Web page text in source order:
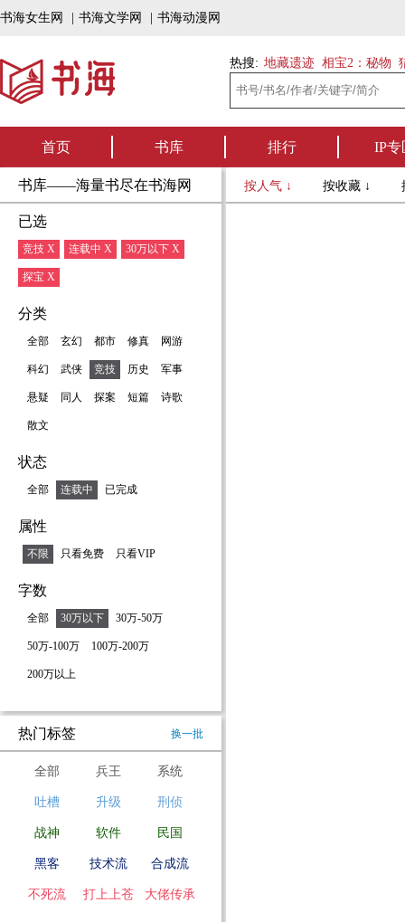
书海女生网 书海文学网 书海动漫网
热搜: 地藏遗迹 相宝2：秘物
首页 书库 排行 IP专
书库——海量书尽在书海网
已选
竞技 X 连载中 X 30万以下 X
探宝 X
分类
全部 玄幻 都市 修真 网游
科幻 武侠 竞技 历史 军事
悬疑 同人 探案 短篇 诗歌
散文
状态
全部 连载中 已完成
属性
不限 只看免费 只看VIP
字数
全部 30万以下 30万-50万
50万-100万 100万-200万
200万以上
热门标签 换一批
全部 兵王 系统
吐槽 升级 刑侦
战神 软件 民国
黑客 技术流 合成流
不死流 打上上苍 大佬传承
按人气 ↓ 按收藏 ↓